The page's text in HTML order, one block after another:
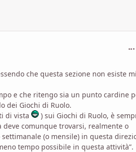
che questa sezione non esiste mi
e che ritengo sia un punto cardine
dei Giochi di Ruolo.
di vista
) sui Giochi di Ruolo, è
comunque trovarsi, realmente o
(o mensile) in questa
tempo possibile in questa attività”.